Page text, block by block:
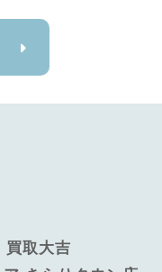
買取大吉